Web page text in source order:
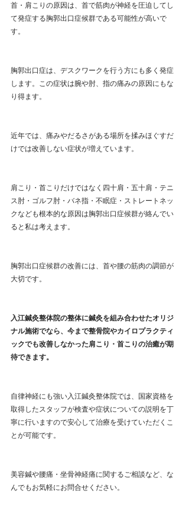
首・肩こりの原因は、首で筋肉が神経を圧迫してし
て発症する胸郭出口症候群である可能性が高いで
す。
胸郭出口症は、デスクワークを行う方にも多く発症
します。この症状は腕や肘、指の痛みの原因にもな
り得ます。
近年では、痛みやだるさがある場所を揉みほぐすだ
けでは改善しない症状が増えています。
肩こり・首こりだけではなく四十肩・五十肩・テニ
ス肘・ゴルフ肘・バネ指・不眠症・ストレートネッ
クなども根本的な原因は胸郭出口症候群が絡んでい
ると私は考えます。
胸郭出口症候群の改善には、首や腰の筋肉の調節が
大切です。
入江鍼灸整体院の整体に鍼灸を組み合わせたオリジ
ナル施術でなら、今まで整骨院やカイロプラクティ
ックでも改善しなかった肩こり・首こりの治癒が期
待できます。
自律神経にも強い入江鍼灸整体院では、国家資格を
取得したスタッフが検査や症状についての説明を丁
寧に行いますので安心して治療を受けていただくこ
とが可能です。
美容鍼や腰痛・坐骨神経痛に関するご相談など、な
んでもお気軽にお問合せください。